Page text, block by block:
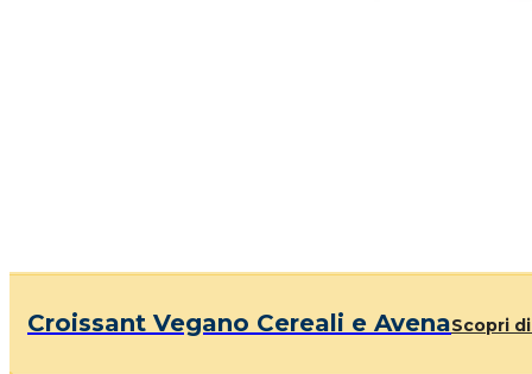
Croissant Vegano Cereali e AvenaScopri